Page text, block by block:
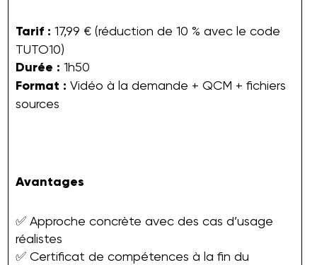
Tarif : 17,99 € (réduction de 10 % avec le code
TUTO10)
Durée : 1h50
Format : Vidéo à la demande + QCM + fichiers
sources
Avantages
✅ Approche concrète avec des cas d’usage
réalistes
✅ Certificat de compétences à la fin du